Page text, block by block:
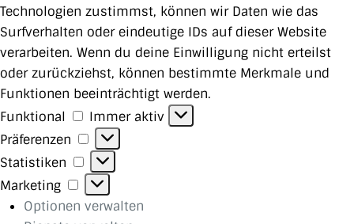
Technologien zustimmst, können wir Daten wie das
Surfverhalten oder eindeutige IDs auf dieser Website
verarbeiten. Wenn du deine Einwilligung nicht erteilst
oder zurückziehst, können bestimmte Merkmale und
Funktionen beeinträchtigt werden.
Funktional
Funktional
Immer aktiv
Präferenzen
Präferenzen
Statistiken
Statistiken
Marketing
Marketing
Optionen verwalten